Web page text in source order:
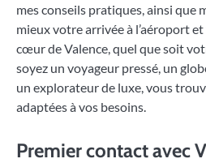
mes conseils pratiques, ainsi que
mieux votre arrivée à l’aéroport
cœur de Valence, quel que soit
soyez un voyageur pressé, un
un explorateur de luxe, vous
adaptées à vos besoins.
Premier contact avec